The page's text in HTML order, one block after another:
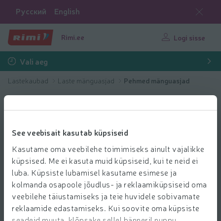
See veebisait kasutab küpsiseid
Kasutame oma veebilehe toimimiseks ainult vajalikke
küpsised. Me ei kasuta muid küpsiseid, kui te neid ei
luba. Küpsiste lubamisel kasutame esimese ja
kolmanda osapoole jõudlus- ja reklaamiküpsiseid oma
veebilehe täiustamiseks ja teie huvidele sobivamate
reklaamide edastamiseks. Kui soovite oma küpsiste
Русский English
Rimi.ee Logi sisse
Vali aeg
Lastekaubad Laste mänguasjad Pehmed mänguasjad